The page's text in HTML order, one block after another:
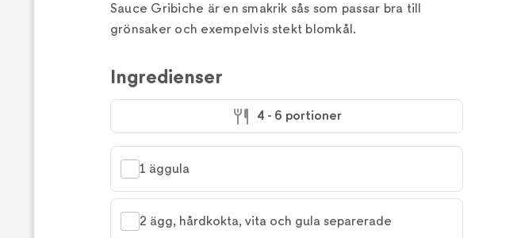
Sauce Gribiche är en smakrik sås som passar bra till
grönsaker och exempelvis stekt blomkål.
Ingredienser
4 - 6 portioner
1 äggula
2 ägg, hårdkokta, vita och gula separerade